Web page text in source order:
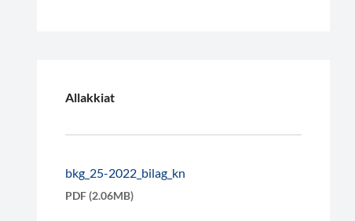
Allakkiat
bkg_25-2022_bilag_kn
PDF (2.06MB)